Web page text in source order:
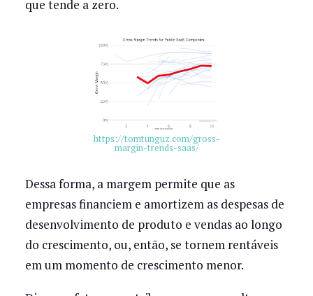
que tende a zero.
https://tomtunguz.com/gross-
margin-trends-saas/
Dessa forma, a margem permite que as
empresas financiem e amortizem as despesas de
desenvolvimento de produto e vendas ao longo
do crescimento, ou, então, se tornem rentáveis
em um momento de crescimento menor.